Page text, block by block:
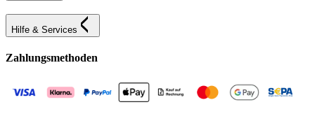
Hilfe & Services
Zahlungsmethoden